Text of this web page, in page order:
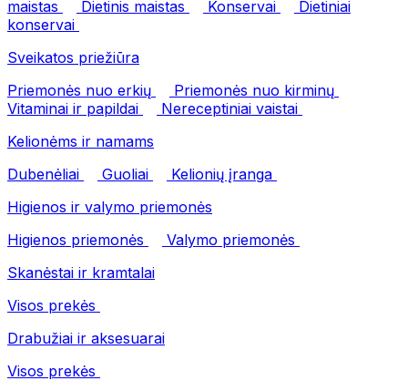
maistas
Dietinis maistas Konservai
Dietiniai
konservai
Sveikatos priežiūra
Priemonės nuo erkių
Priemonės nuo kirminų
Vitaminai ir papildai
Nereceptiniai vaistai
Kelionėms ir namams
Dubenėliai
Guoliai
Kelionių įranga
Higienos ir valymo priemonės
Higienos priemonės
Valymo priemonės
Skanėstai ir kramtalai
Visos prekės
Drabužiai ir aksesuarai
Visos prekės